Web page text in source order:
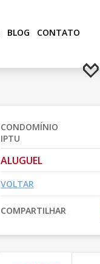
BLOG CONTATO
CONDOMÍNIO
IPTU
ALUGUEL
VOLTAR
COMPARTILHAR